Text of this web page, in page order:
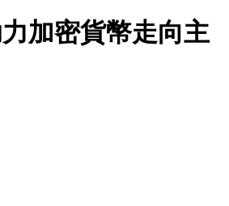
加密貨幣走向主